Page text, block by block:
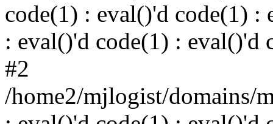
code(1) : eval()'d code(1) :
: eval()'d code(1) : eval()'d
#2
/home2/mjlogist/domains/